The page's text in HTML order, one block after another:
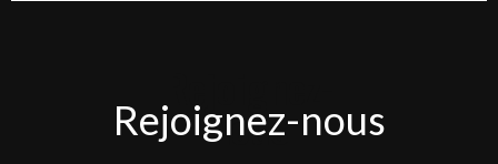
nous
Rejoignez-nous